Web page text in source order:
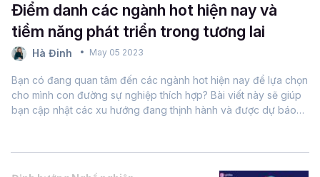
Điểm danh các ngành hot hiện nay và
tiềm năng phát triển trong tương lai
Hà Đinh May 05 2023
Bạn có đang quan tâm đến các ngành hot hiện nay để lựa chọn
cho mình con đường sự nghiệp thích hợp? Bài viết này sẽ giúp
bạn cập nhật các xu hướng đang thịnh hành và được dự báo